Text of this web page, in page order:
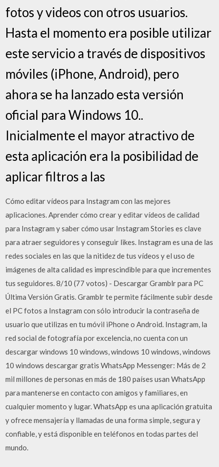
fotos y videos con otros usuarios.
Hasta el momento era posible utilizar
este servicio a través de dispositivos
móviles (iPhone, Android), pero
ahora se ha lanzado esta versión
oficial para Windows 10..
Inicialmente el mayor atractivo de
esta aplicación era la posibilidad de
aplicar filtros a las
Cómo editar vídeos para Instagram con las mejores
aplicaciones. Aprender cómo crear y editar vídeos de calidad
para Instagram y saber cómo usar Instagram Stories es clave
para atraer seguidores y conseguir likes. Instagram es una de las
redes sociales en las que la nitidez de tus vídeos y el uso de
imágenes de alta calidad es imprescindible para que incrementes
tus seguidores. 8/10 (77 votos) - Descargar Gramblr para PC
Última Versión Gratis. Gramblr te permite fácilmente subir desde
el PC fotos a Instagram con sólo introducir la contraseña de
usuario que utilizas en tu móvil iPhone o Android. Instagram, la
red social de fotografía por excelencia, no cuenta con un
descargar windows 10 windows, windows 10 windows, windows
10 windows descargar gratis WhatsApp Messenger: Más de 2
mil millones de personas en más de 180 países usan WhatsApp
para mantenerse en contacto con amigos y familiares, en
cualquier momento y lugar. WhatsApp es una aplicación gratuita
y ofrece mensajería y llamadas de una forma simple, segura y
confiable, y está disponible en teléfonos en todas partes del
mundo.